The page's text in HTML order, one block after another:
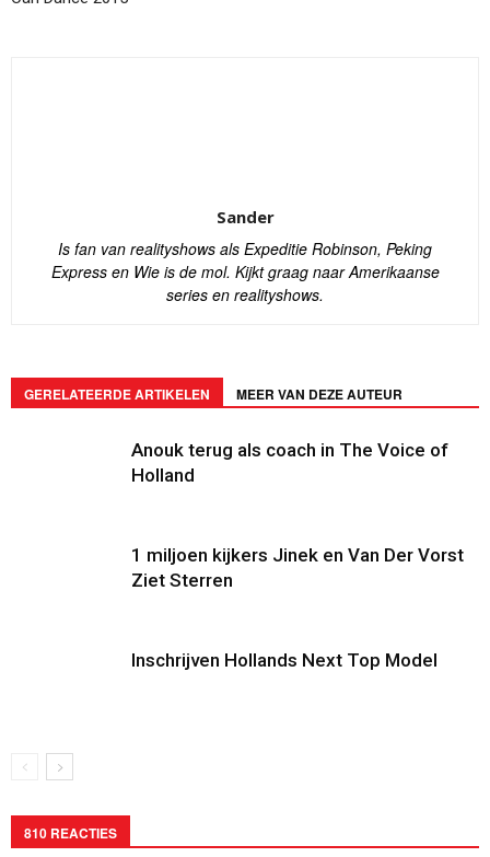
Sander
Is fan van realityshows als Expeditie Robinson, Peking
Express en Wie is de mol. Kijkt graag naar Amerikaanse
series en realityshows.
GERELATEERDE ARTIKELEN MEER VAN DEZE AUTEUR
Anouk terug als coach in The Voice of
Holland
1 miljoen kijkers Jinek en Van Der Vorst
Ziet Sterren
Inschrijven Hollands Next Top Model
810 REACTIES